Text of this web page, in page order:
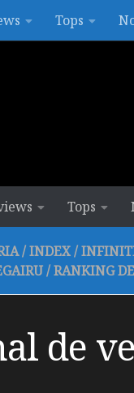
Tops
Tops
/INDEX/
/RANKING
de